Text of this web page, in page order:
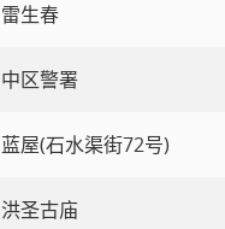
雷生春
中区警署
蓝屋(石水渠街72号)
洪圣古庙